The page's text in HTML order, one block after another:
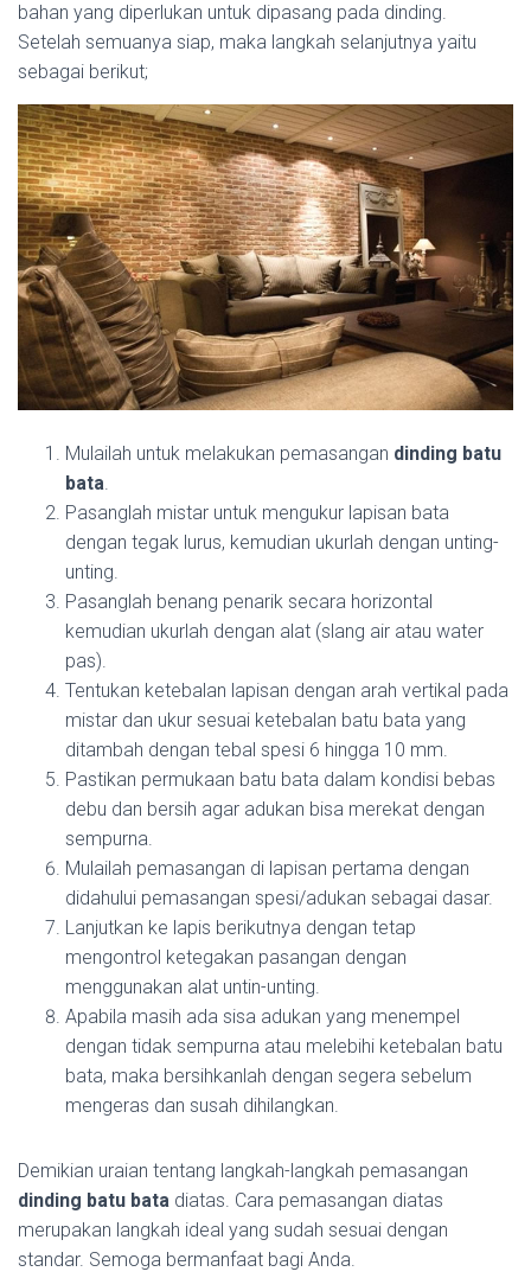
bahan yang diperlukan untuk dipasang pada dinding.
Setelah semuanya siap, maka langkah selanjutnya yaitu
sebagai berikut;
Mulailah untuk melakukan pemasangan dinding batu
bata.
Pasanglah mistar untuk mengukur lapisan bata
dengan tegak lurus, kemudian ukurlah dengan unting-
unting.
Pasanglah benang penarik secara horizontal
kemudian ukurlah dengan alat (slang air atau water
pas).
Tentukan ketebalan lapisan dengan arah vertikal pada
mistar dan ukur sesuai ketebalan batu bata yang
ditambah dengan tebal spesi 6 hingga 10 mm.
Pastikan permukaan batu bata dalam kondisi bebas
debu dan bersih agar adukan bisa merekat dengan
sempurna.
Mulailah pemasangan di lapisan pertama dengan
didahului pemasangan spesi/adukan sebagai dasar.
Lanjutkan ke lapis berikutnya dengan tetap
mengontrol ketegakan pasangan dengan
menggunakan alat untin-unting.
Apabila masih ada sisa adukan yang menempel
dengan tidak sempurna atau melebihi ketebalan batu
bata, maka bersihkanlah dengan segera sebelum
mengeras dan susah dihilangkan.
Demikian uraian tentang langkah-langkah pemasangan
dinding batu bata diatas. Cara pemasangan diatas
merupakan langkah ideal yang sudah sesuai dengan
standar. Semoga bermanfaat bagi Anda.